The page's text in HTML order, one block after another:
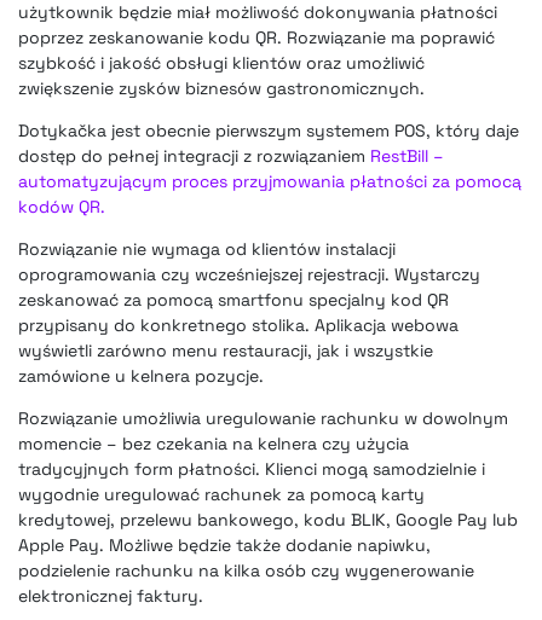
użytkownik będzie miał możliwość dokonywania płatności
poprzez zeskanowanie kodu QR. Rozwiązanie ma poprawić
szybkość i jakość obsługi klientów oraz umożliwić
zwiększenie zysków biznesów gastronomicznych.
Dotykačka jest obecnie pierwszym systemem POS, który daje
dostęp do pełnej integracji z rozwiązaniem RestBill –
automatyzującym proces przyjmowania płatności za pomocą
kodów QR.
Rozwiązanie nie wymaga od klientów instalacji
oprogramowania czy wcześniejszej rejestracji. Wystarczy
zeskanować za pomocą smartfonu specjalny kod QR
przypisany do konkretnego stolika. Aplikacja webowa
wyświetli zarówno menu restauracji, jak i wszystkie
zamówione u kelnera pozycje.
Rozwiązanie umożliwia uregulowanie rachunku w dowolnym
momencie – bez czekania na kelnera czy użycia
tradycyjnych form płatności. Klienci mogą samodzielnie i
wygodnie uregulować rachunek za pomocą karty
kredytowej, przelewu bankowego, kodu BLIK, Google Pay lub
Apple Pay. Możliwe będzie także dodanie napiwku,
podzielenie rachunku na kilka osób czy wygenerowanie
elektronicznej faktury.